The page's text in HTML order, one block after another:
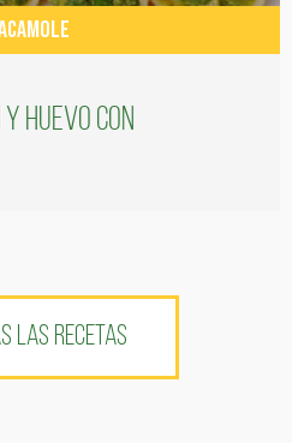
huevo con
LAS RECETAS